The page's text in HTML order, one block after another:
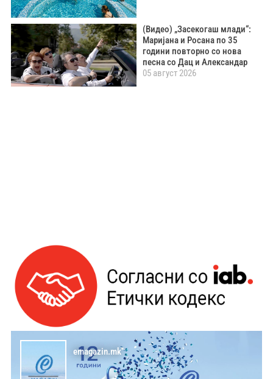
(Видео) „Засекогаш млади“:
Маријана и Росана по 35
години повторно со нова
песна со Дац и Александар
05 август 2026
emagazin.mk